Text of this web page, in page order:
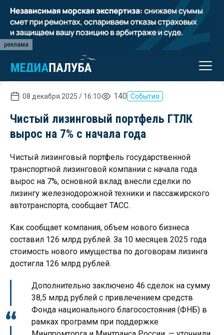
реклама
08 декабря 2025 / 16:10 140 События
Чистый лизинговый портфель ГТЛК
вырос на 7% с начала года
Чистый лизинговый портфель государственной
транспортной лизинговой компании с начала года
вырос на 7%, основной вклад внесли сделки по
лизингу железнодорожной техники и пассажирского
автотранспорта, сообщает ТАСС.
Как сообщает компания, объем нового бизнеса
составил 126 млрд рублей. За 10 месяцев 2025 года
стоимость нового имущества по договорам лизинга
достигла 126 млрд рублей.
Дополнительно заключено 46 сделок на сумму
38,5 млрд рублей с привлечением средств
Фонда национального благосостояния (ФНБ) в
рамках программ при поддержке